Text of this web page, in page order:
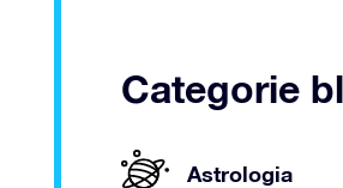
Categorie
Astrologia